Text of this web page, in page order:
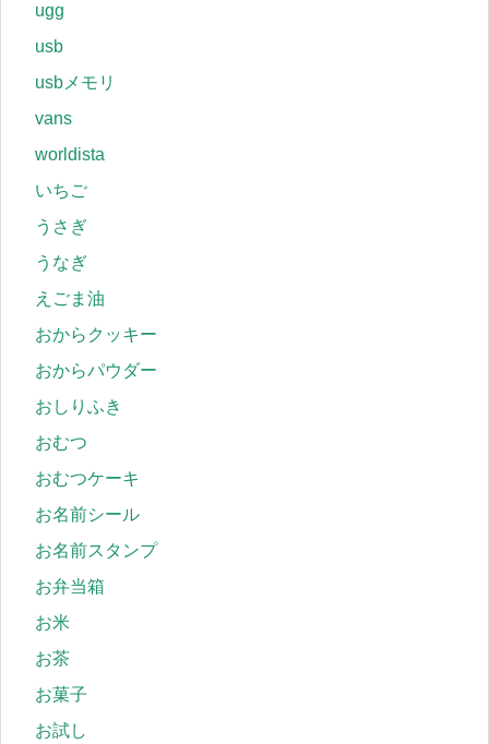
ugg
usb
usbメモリ
vans
worldista
いちご
うさぎ
うなぎ
えごま油
おからクッキー
おからパウダー
おしりふき
おむつ
おむつケーキ
お名前シール
お名前スタンプ
お弁当箱
お米
お茶
お菓子
お試し